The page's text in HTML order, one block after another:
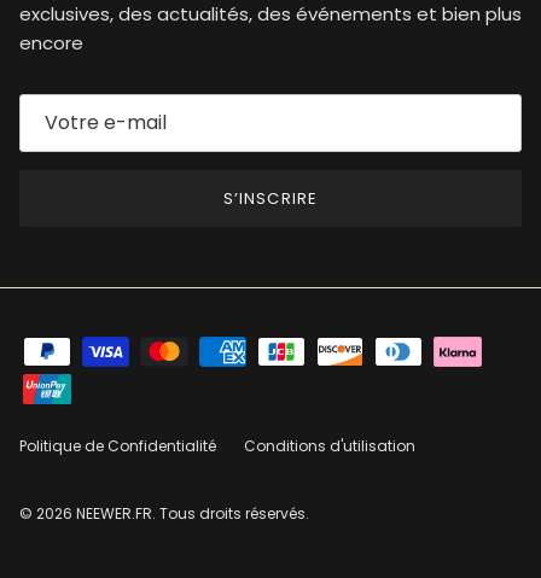
exclusives, des actualités, des événements et bien plus
encore
S’INSCRIRE
Politique de Confidentialité Conditions d'utilisation
© 2026 NEEWER.FR. Tous droits réservés.